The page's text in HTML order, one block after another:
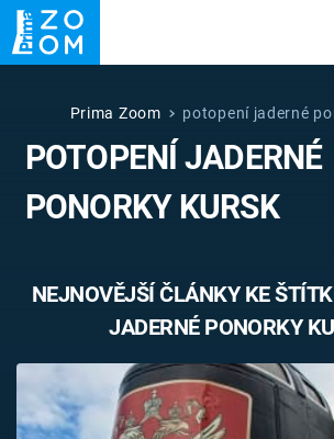
ZRÁDCI DRUHÁ
ZÁHADY VETŘELCI DÁVNOVĚKU
Témata
Pořady
Prima Zoom potopení jaderné
POTOPENÍ JADERNÉ
PONORKY KURSK
NEJNOVĚJŠÍ ČLÁNKY KE
JADERNÉ PONORKY